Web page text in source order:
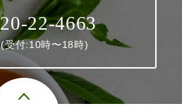
22-4663
受付:10時〜18時)